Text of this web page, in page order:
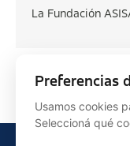
La Fundación
Preferencias
Usamos cookies
Seleccioná qué